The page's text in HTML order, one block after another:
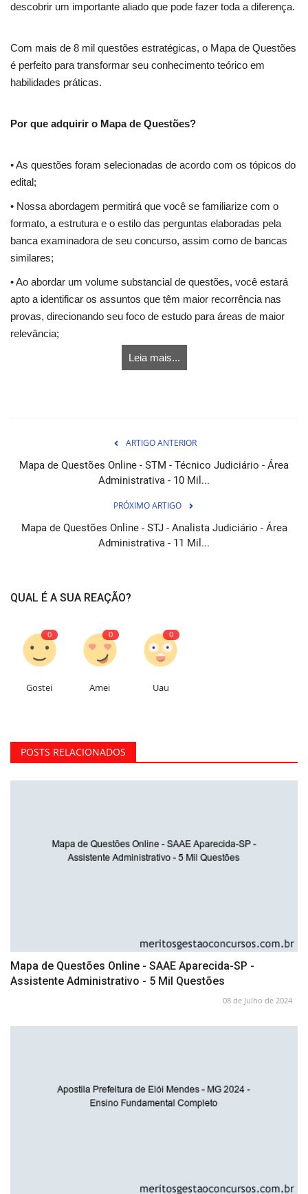
descobrir um importante aliado que pode fazer toda a diferença.
Com mais de 8 mil questões estratégicas, o Mapa de Questões
é perfeito para transformar seu conhecimento teórico em
habilidades práticas.
Por que adquirir o Mapa de Questões?
• As questões foram selecionadas de acordo com os tópicos do
edital;
• Nossa abordagem permitirá que você se familiarize com o
formato, a estrutura e o estilo das perguntas elaboradas pela
banca examinadora de seu concurso, assim como de bancas
similares;
• Ao abordar um volume substancial de questões, você estará
apto a identificar os assuntos que têm maior recorrência nas
provas, direcionando seu foco de estudo para áreas de maior
relevância;
Leia mais...
ARTIGO ANTERIOR
Mapa de Questões Online - STM - Técnico Judiciário - Área
Administrativa - 10 Mil...
PRÓXIMO ARTIGO
Mapa de Questões Online - STJ - Analista Judiciário - Área
Administrativa - 11 Mil...
QUAL É A SUA REAÇÃO?
0
Gostei
0
Amei
0
Uau
POSTS RELACIONADOS
Mapa de Questões Online - SAAE Aparecida-SP -
Assistente Administrativo - 5 Mil Questões
08 de Julho de 2024